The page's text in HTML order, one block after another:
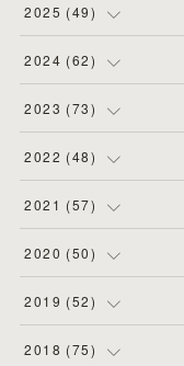
(4)
(8)
(2)
( 11
2025 (49)
(3)
(4)
(3)
(4)
2024 (62)
(4)
(5)
(5)
(3 )
2023 (73)
(8)
(6)
(7)
(5)
2022 (48)
(4)
(4)
(5)
(4)
2021 (57)
(6)
(8)
(2)
2020 (50)
(2)
(4)
2019 (52)
(10
2018 (75)